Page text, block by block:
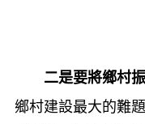
二是要將鄉村
鄉村建設最大的難